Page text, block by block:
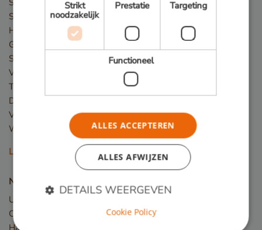
Speeltoestellen
Hekwerk
Gevelbekleding
Steigers
Vlonder
Terras
Dakterras
Veranda
Winkelvloer en showroom
Lees meer
Nieuw hout
Upcycled Wood
Constructiehout
Hardhout planken
Strikt
noodzakelijk
Prestatie Targeting
Functioneel
ALLES ACCEPTEREN
ALLES AFWIJZEN
DETAILS WEERGEVEN
Cookie Policy